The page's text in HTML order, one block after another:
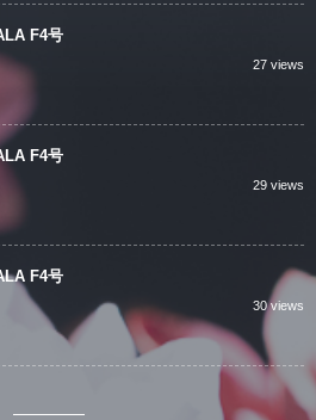
F4号
27 views
F4号
29 views
F4号
30 views